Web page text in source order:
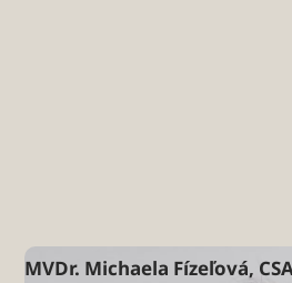
MVDr. Michaela Fízeľová,